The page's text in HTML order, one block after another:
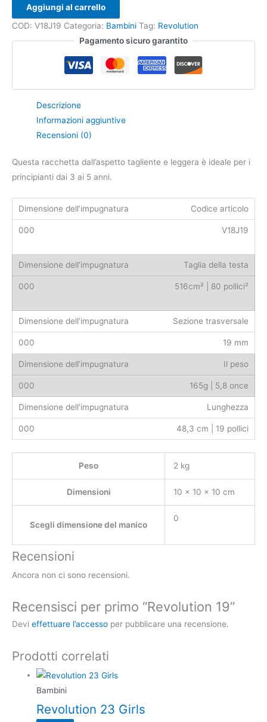
Aggiungi al carrello
COD: V18J19 Categoria: Bambini Tag: Revolution
Pagamento sicuro garantito
Descrizione
Informazioni aggiuntive
Recensioni (0)
Questa racchetta dall’aspetto tagliente e leggera è ideale per i
principianti dai 3 ai 5 anni.
Codice articolo
V18J19
Taglia della testa
516cm² | 80 pollici²
Sezione trasversale
19 mm
Il peso
165g | 5,8 once
Lunghezza
48,3 cm | 19 pollici
Peso 2 kg
Dimensioni 10 × 10 × 10 cm
Scegli dimensione del manico
0
Recensioni
Ancora non ci sono recensioni.
Recensisci per primo “Revolution 19”
Devi effettuare l’accesso per pubblicare una recensione.
Prodotti correlati
Bambini
Revolution 23 Girls